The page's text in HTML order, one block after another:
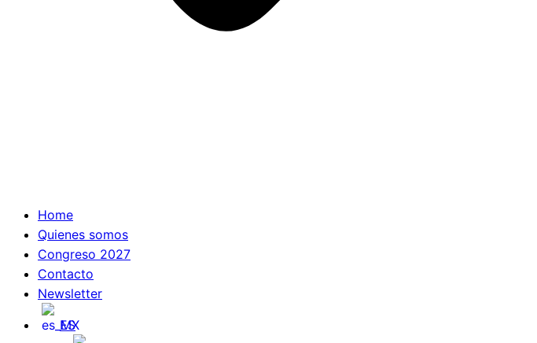
Home
Quienes somos
Congreso 2027
Contacto
Newsletter
ES